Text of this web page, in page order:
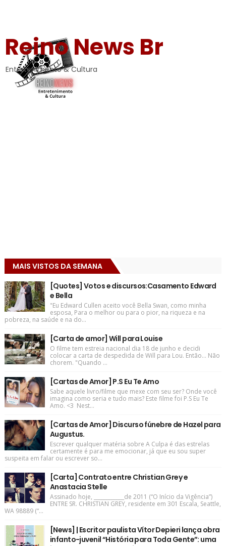
Reino News Br
Entretenimento & Cultura
MAIS VISTOS DA SEMANA
[Quotes] Votos e discursos:Casamento Edward
e Bella
"Eu Edward Cullen aceito você Bella Swan, como minha
esposa, Para o melhor ou para o pior, na riqueza e na
pobreza, na saúde e na do...
[Carta de amor] Will para Louise
O filme tem estreia nacional dia 18 de junho e decidi
colocar a carta de despedida de Will para Lou. Então... Não
chorem. "Quando ...
[Cartas de Amor] P.S Eu Te Amo
Sabe aquele livro/filme que mexe com seu ser? Onde você
imagina como seria e tudo mais? Este filme foi P.S Eu Te
Amo. <3 Nest...
[Cartas de Amor] Discurso fúnebre de Hazel para
Augustus.
Escrever qualquer matéria sobre A Culpa é das estrelas
certamente é para me emocionar, já que eu sou super
suspeita em falar ou escrever so...
[Carta] Contrato entre Christian Grey e
Anastacia Stelle
Assinado hoje, ____________de 2011 (“O Início da Vigência”)
ENTRE SR. CHRISTIAN GREY, residente em 301 Escala, Seattle,
WA 98889 (“...
[News] | Escritor paulista Vítor Depieri lança obra
infanto-juvenil “História para Toda Gente”: uma